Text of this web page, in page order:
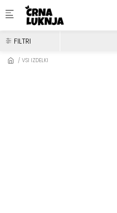
Skip to main content
FILTRI
VSI IZDELKI